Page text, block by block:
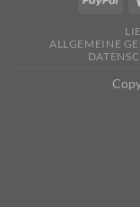
ALLGEMEINE